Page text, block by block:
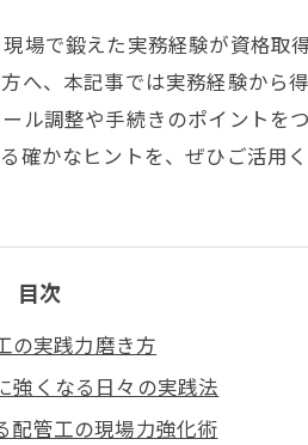
場で鍛えた実務経験が資格取
へ、本記事では実務経験から
ル調整や手続きのポイントを
確かなヒントを、ぜひご活用く
目次
の実践力磨き方
強くなる日々の実践法
配管工の現場力強化術